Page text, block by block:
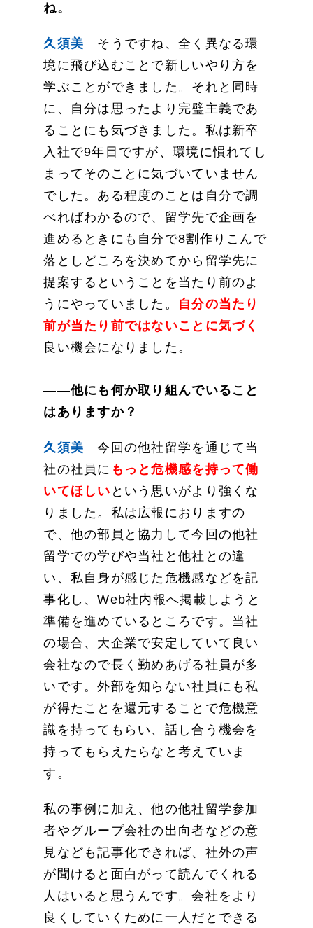
ね。
久須美 そうですね、全く異なる環
境に飛び込むことで新しいやり方を
学ぶことができました。それと同時
に、自分は思ったより完璧主義であ
ることにも気づきました。私は新卒
入社で9年目ですが、環境に慣れてし
まってそのことに気づいていません
でした。ある程度のことは自分で調
べればわかるので、留学先で企画を
進めるときにも自分で8割作りこんで
落としどころを決めてから留学先に
提案するということを当たり前のよ
うにやっていました。 自分の当たり
前が当たり前ではないことに気づく
良い機会になりました。
――他にも何か取り組んでいること
はありますか？
久須美 今回の他社留学を通じて当
社の社員に もっと危機感を持って働
いてほしい という思いがより強くな
りました。私は広報におりますの
で、他の部員と協力して今回の他社
留学での学びや当社と他社との違
い、私自身が感じた危機感などを記
事化し、Web社内報へ掲載しようと
準備を進めているところです。当社
の場合、大企業で安定していて良い
会社なので長く勤めあげる社員が多
いです。外部を知らない社員にも私
が得たことを還元することで危機意
識を持ってもらい、話し合う機会を
持ってもらえたらなと考えていま
す。
私の事例に加え、他の他社留学参加
者やグループ会社の出向者などの意
見なども記事化できれば、社外の声
が聞けると面白がって読んでくれる
人はいると思うんです。会社をより
良くしていくために一人だとできる